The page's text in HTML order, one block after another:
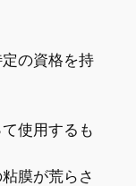
の資格を持
使用するも
膜が荒らさ